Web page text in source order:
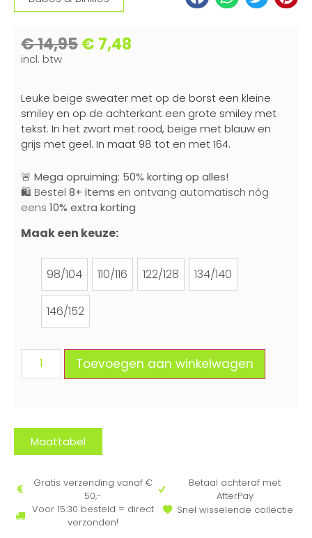
€14,95€ 7,48
incl. btw
Leuke beige sweater met op de borst een kleine
smiley en op de achterkant een grote smiley met
tekst. In het zwart met rood, beige met blauw en
grijs met geel. In maat 98 tot en met 164.
🚨 Mega opruiming: 50% korting op alles!
🛍️ Bestel 8+ items en ontvang automatisch nóg
eens 10% extra korting
Maak een keuze:
98/104
98/104
110/116
110/116
122/128
122/128
134/140
134/140
146/152
146/152
Toevoegen aan winkelwagen
Maattabel
Gratis verzending vanaf €
50,-
Voor 15:30 besteld = direct
verzonden!
Betaal achteraf met
AfterPay
Snel wisselende collectie